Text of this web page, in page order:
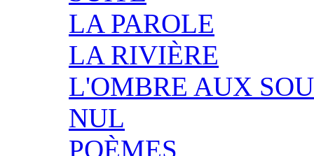
LA PAROLE
LA RIVIÈRE
L'OMBRE AUX
NUL
POÈMES